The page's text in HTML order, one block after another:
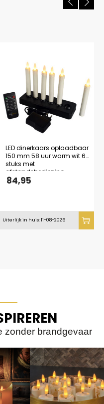
LED dinerkaars oplaadbaar
150 mm 58 uur warm wit 6
stuks met
afstandsbediening
84,95
Uiterlijk in huis: 11-08-2026
zonder brandgevaar